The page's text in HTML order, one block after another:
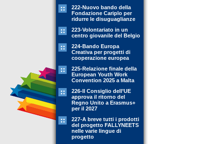
222-Nuovo bando della
Fondazione Cariplo per
ridurre le disuguaglianze
223-Volontariato in un
centro giovanile del Belgio
224-Bando Europa
Creativa per progetti di
cooperazione europea
225-Relazione finale della
European Youth Work
Convention 2025 a Malta
226-Il Consiglio dell’UE
approva il ritorno del
Regno Unito a Erasmus+
per il 2027
227-A breve tutti i prodotti
del progetto FALLYNEETS
nelle varie lingue di
progetto